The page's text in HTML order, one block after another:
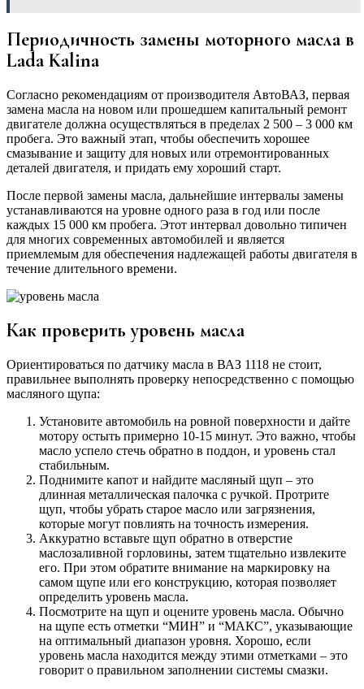
Периодичность замены моторного масла в
Lada Kalina
Согласно рекомендациям от производителя АвтоВАЗ, первая
замена масла на новом или прошедшем капитальный ремонт
двигателе должна осуществляться в пределах 2 500 – 3 000 км
пробега. Это важный этап, чтобы обеспечить хорошее
смазывание и защиту для новых или отремонтированных
деталей двигателя, и придать ему хороший старт.
После первой замены масла, дальнейшие интервалы замены
устанавливаются на уровне одного раза в год или после
каждых 15 000 км пробега. Этот интервал довольно типичен
для многих современных автомобилей и является
приемлемым для обеспечения надлежащей работы двигателя в
течение длительного времени.
Как проверить уровень масла
Ориентироваться по датчику масла в ВАЗ 1118 не стоит,
правильнее выполнять проверку непосредственно с помощью
масляного щупа:
Установите автомобиль на ровной поверхности и дайте
мотору остыть примерно 10-15 минут. Это важно, чтобы
масло успело стечь обратно в поддон, и уровень стал
стабильным.
Поднимите капот и найдите масляный щуп – это
длинная металлическая палочка с ручкой. Протрите
щуп, чтобы убрать старое масло или загрязнения,
которые могут повлиять на точность измерения.
Аккуратно вставьте щуп обратно в отверстие
маслозаливной горловины, затем тщательно извлеките
его. При этом обратите внимание на маркировку на
самом щупе или его конструкцию, которая позволяет
определить уровень масла.
Посмотрите на щуп и оцените уровень масла. Обычно
на щупе есть отметки “МИН” и “МАКС”, указывающие
на оптимальный диапазон уровня. Хорошо, если
уровень масла находится между этими отметками – это
говорит о правильном заполнении системы смазки.